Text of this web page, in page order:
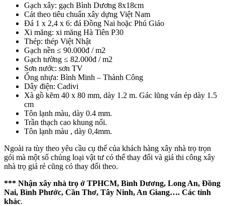
Gạch xây: gạch Bình Dương 8x18cm
Cát theo tiêu chuẩn xây dựng Việt Nam
Đá 1 x 2,4 x 6: đá Đồng Nai hoặc Phú Giáo
Xi măng: xi măng Hà Tiên P30
Thép: thép Việt Nhật
Gạch nền ≤ 90.000đ / m2
Gạch tường ≤ 82.000đ / m2
Sơn nước: sơn TV
Ống nhựa: Bình Minh – Thành Công
Dây điện: Cadivi
Xà gồ kẽm 40 x 80 mm, dày 1.2 m. Gác lũng ván ép dày 1.5
cm
Tôn lạnh màu, dày 0.4 mm.
Trần thạch cao khung nổi.
Tôn lạnh màu , dày 0,4mm.
Ngoài ra tùy theo yêu cầu cụ thể của khách hàng xây nhà trọ trọn
gói mà một số chủng loại vật tư có thể thay đổi và giá thi công xây
nhà trọ giá rẻ cũng có thay đổi theo.
*** Nhận xây nhà trọ ở TPHCM, Bình Dương, Long An, Đồng
Nai, Bình Phước, Cần Thơ, Tây Ninh, An Giang…. Các tỉnh
khác.